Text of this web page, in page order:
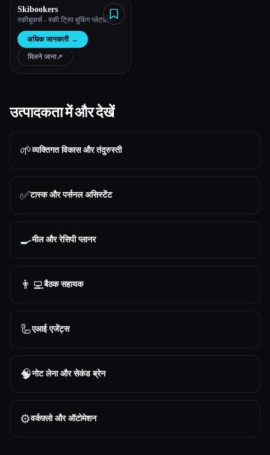
Skibookers
स्कीबुकर्स - स्की ट्रिप बुकिंग प्लेटफ़ॉर्म
अधिक जानकारी →
मिलने जाना↗︎
उत्पादकता में और देखें
🌱व्यक्तिगत विकास और तंदुरुस्ती
✅टास्क और पर्सनल असिस्टेंट
🍳मील और रेसिपी प्लानर
👨‍💻बैठक सहायक
🦾एआई एजेंट्स
🧠नोट लेना और सेकंड ब्रेन
⚙️वर्कफ़्लो और ऑटोमेशन